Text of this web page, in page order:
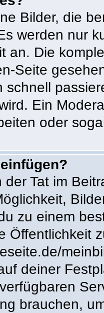
Bilder, die
werden nur
an. Die
Seite
schnell
Ein
oder
der Tat im
zu einem
Öffentlichkeit
deiner
brauchen,